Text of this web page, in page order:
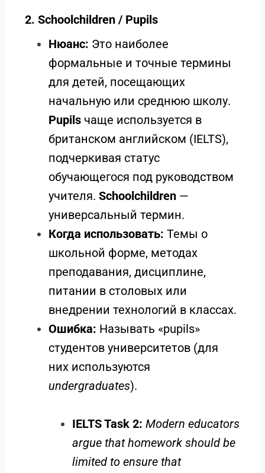
2. Schoolchildren / Pupils
Нюанс: Это наиболее
формальные и точные термины
для детей, посещающих
начальную или среднюю школу.
Pupils чаще используется в
британском английском (IELTS),
подчеркивая статус
обучающегося под руководством
учителя. Schoolchildren —
универсальный термин.
Когда использовать: Темы о
школьной форме, методах
преподавания, дисциплине,
питании в столовых или
внедрении технологий в классах.
Ошибка: Называть «pupils»
студентов университетов (для
них используются
undergraduates).
IELTS Task 2: Modern educators
argue that homework should be
limited to ensure that